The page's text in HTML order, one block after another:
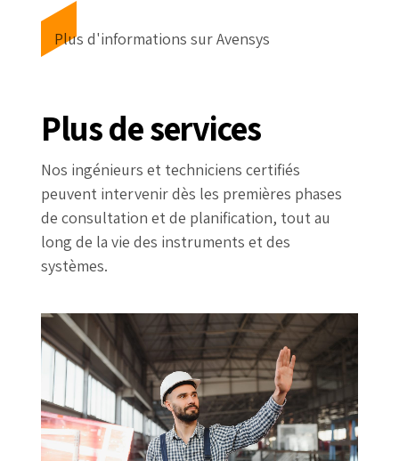
Plus d'informations sur Avensys
Plus de services
Nos ingénieurs et techniciens certifiés
peuvent intervenir dès les premières phases
de consultation et de planification, tout au
long de la vie des instruments et des
systèmes.